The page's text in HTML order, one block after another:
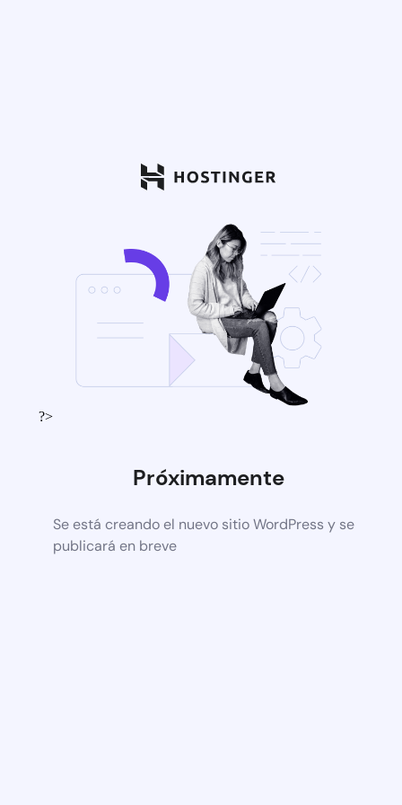
?>
Próximamente
Se está creando el nuevo sitio WordPress y se
publicará en breve